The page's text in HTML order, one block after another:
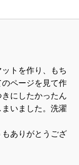
トを作り、もち
ページを見て作
にしたかったん
いました。洗濯
ありがとうござ